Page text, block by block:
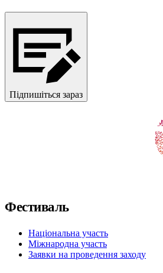
Estonian
French
Hungarian
Polish
Portuguese
Підпишіться зараз
Фестиваль
Національна участь
Міжнародна участь
Заявки на проведення заходу